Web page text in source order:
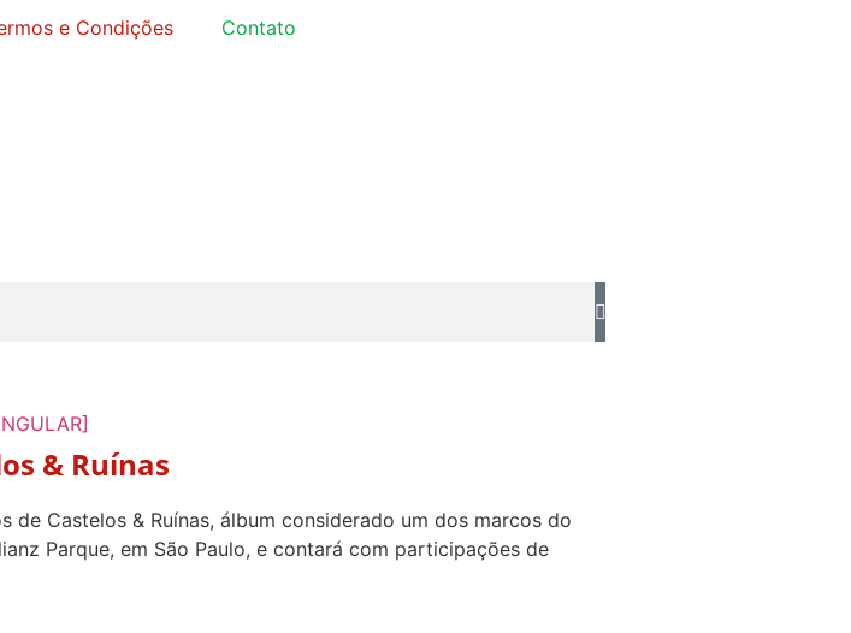
e Condições Contato
& Ruínas
de Castelos & Ruínas, álbum considerado um dos marcos do
Parque, em São Paulo, e contará com participações de